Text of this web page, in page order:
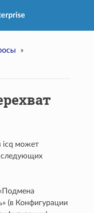
»
icq может
следующих
(в Конфигурации